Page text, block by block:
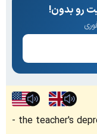
رو بدون!
the teacher's